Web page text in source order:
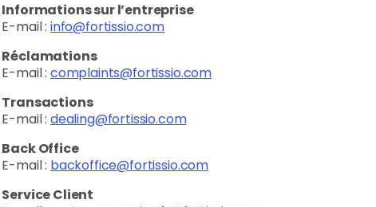
Informations sur l’entreprise
E-mail : info@fortissio.com
Réclamations
E-mail : complaints@fortissio.com
Transactions
E-mail : dealing@fortissio.com
Back Office
E-mail : backoffice@fortissio.com
Service Client